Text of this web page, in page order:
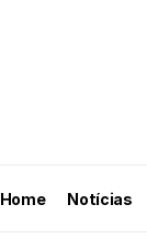
Home Notícias